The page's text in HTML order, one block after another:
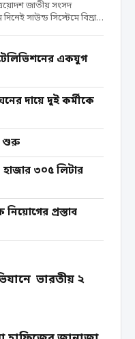
জাতীয় সংসদ
সাউন্ড সিস্টেমে বিভ্রাট
৪০ মিনিটের জন্য
একযুগ
দায়ে দুই কর্মীকে
শুরু
৩০৫ লিটার
নিয়োগের প্রস্তাব
ভারতীয় ২